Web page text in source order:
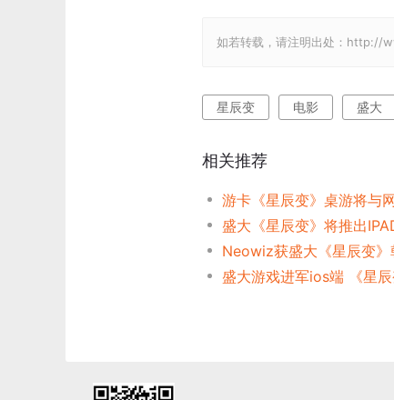
如若转载，请注明出处：http://
星辰变 电影 盛大
相关推荐
游卡《星辰变》桌游将与
盛大《星辰变》将推出
Neowiz获盛大《星辰变》